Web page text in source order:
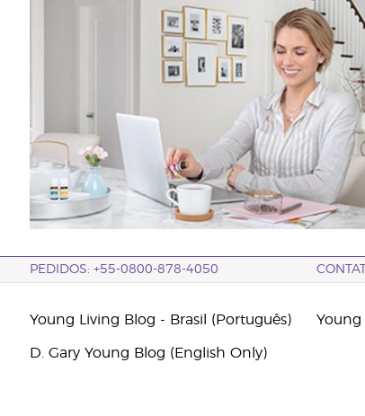
PEDIDOS: +55-0800-878-4050
Young Living Blog - Brasil (Português)
D. Gary Young Blog (English Only)